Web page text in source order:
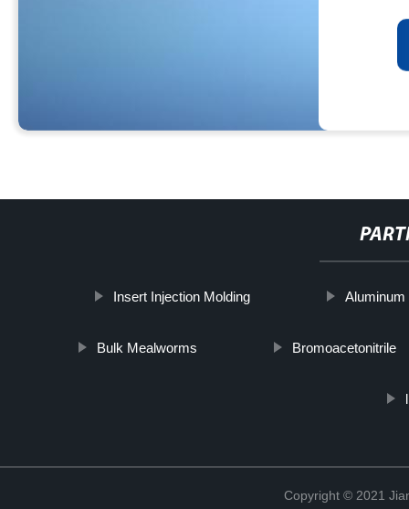
Insert Injection Molding
Bulk Mealworms Bromoacetonitrile
Copyright © 2021